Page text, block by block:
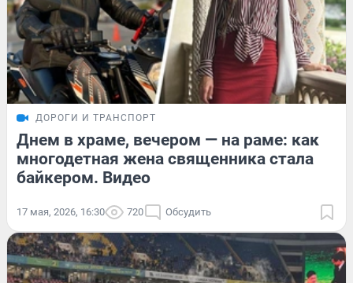
ДОРОГИ И ТРАНСПОРТ
Днем в храме, вечером — на раме: как
многодетная жена священника стала
байкером. Видео
17 мая, 2026, 16:30 720 Обсудить